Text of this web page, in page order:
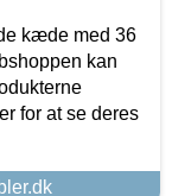
kæde med 36
kan
for at se deres